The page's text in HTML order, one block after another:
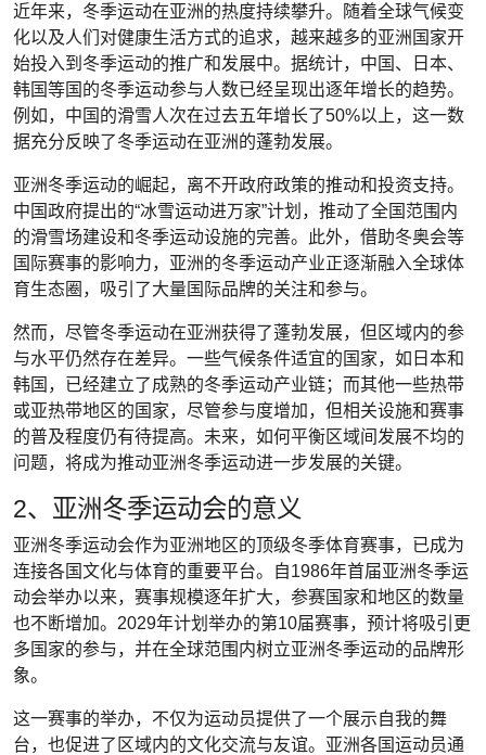
近年来，冬季运动在亚洲的热度持续攀升。随着全球气候变
化以及人们对健康生活方式的追求，越来越多的亚洲国家开
始投入到冬季运动的推广和发展中。据统计，中国、日本、
韩国等国的冬季运动参与人数已经呈现出逐年增长的趋势。
例如，中国的滑雪人次在过去五年增长了50%以上，这一数
据充分反映了冬季运动在亚洲的蓬勃发展。
亚洲冬季运动的崛起，离不开政府政策的推动和投资支持。
中国政府提出的“冰雪运动进万家”计划，推动了全国范围内
的滑雪场建设和冬季运动设施的完善。此外，借助冬奥会等
国际赛事的影响力，亚洲的冬季运动产业正逐渐融入全球体
育生态圈，吸引了大量国际品牌的关注和参与。
然而，尽管冬季运动在亚洲获得了蓬勃发展，但区域内的参
与水平仍然存在差异。一些气候条件适宜的国家，如日本和
韩国，已经建立了成熟的冬季运动产业链；而其他一些热带
或亚热带地区的国家，尽管参与度增加，但相关设施和赛事
的普及程度仍有待提高。未来，如何平衡区域间发展不均的
问题，将成为推动亚洲冬季运动进一步发展的关键。
2、亚洲冬季运动会的意义
亚洲冬季运动会作为亚洲地区的顶级冬季体育赛事，已成为
连接各国文化与体育的重要平台。自1986年首届亚洲冬季运
动会举办以来，赛事规模逐年扩大，参赛国家和地区的数量
也不断增加。2029年计划举办的第10届赛事，预计将吸引更
多国家的参与，并在全球范围内树立亚洲冬季运动的品牌形
象。
这一赛事的举办，不仅为运动员提供了一个展示自我的舞
台，也促进了区域内的文化交流与友谊。亚洲各国运动员通